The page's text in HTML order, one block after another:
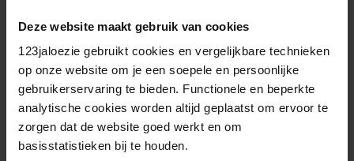
Deze website maakt gebruik van cookies
123jaloezie gebruikt cookies en vergelijkbare technieken
op onze website om je een soepele en persoonlijke
gebruikerservaring te bieden. Functionele en beperkte
analytische cookies worden altijd geplaatst om ervoor te
zorgen dat de website goed werkt en om
basisstatistieken bij te houden.
De perfecte maat.
Raamdecoratie
speciaal voor jou
met de hand
gemaakt
5 jaar
kwaliteitsgarantie
Kom je er niet uit?
Onze